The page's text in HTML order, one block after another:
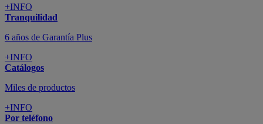
+INFO
Tranquilidad
6 años de Garantía Plus
+INFO
Catálogos
Miles de productos
+INFO
Por teléfono